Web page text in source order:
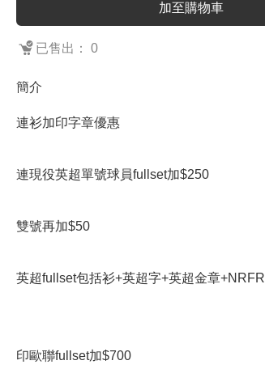
加至購物車
已售出： 0
簡介
連衫加印字章優惠
連現役英超單號球員fullset加$250
雙號再加$50
英超fullset包括衫+英超字+英超金章+NRFR
印歐聯fullset加$700